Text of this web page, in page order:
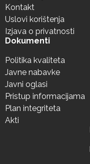
Kontakt
Uslovi korištenja
Izjava o privatnosti
Dokumenti
Politika kvaliteta
Javne nabavke
Javni oglasi
Pristup informacijama
Plan integriteta
Akti